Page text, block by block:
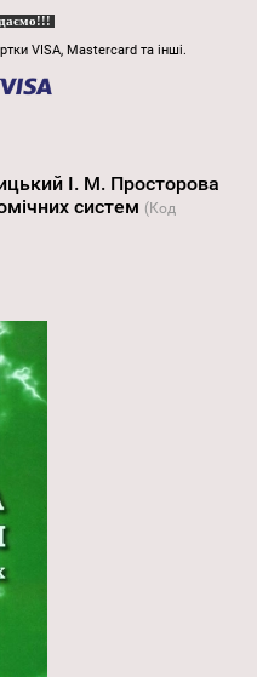
VISA, Mastercard та інші.
I. M. Просторова
систем (Код